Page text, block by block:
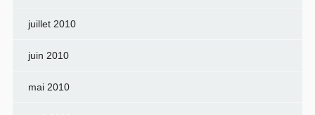
juillet 2010
juin 2010
mai 2010